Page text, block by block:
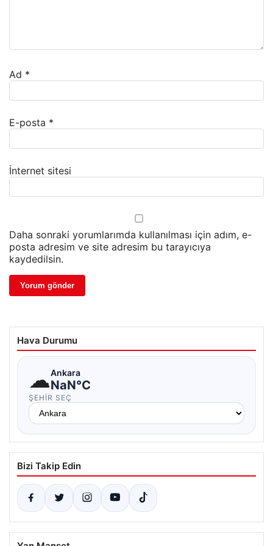
Ad *
E-posta *
İnternet sitesi
Daha sonraki yorumlarımda kullanılması için adım, e-
posta adresim ve site adresim bu tarayıcıya
kaydedilsin.
Hava Durumu
☁Ankara
NaN°C
ŞEHIR SEÇ
Bizi Takip Edin